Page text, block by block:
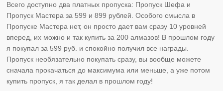
Всего доступно два платных пропуска: Пропуск Шефа и
Пропуск Мастера за 599 и 899 рублей. Особого смысла в
Пропуске Мастера нет, он просто дает вам сразу 10 уровней
вперед, их можно и так купить за 200 алмазов! В прошлом году
я покупал за 599 руб. и спокойно получил все награды.
Пропуск необязательно покупать сразу, вы вообще можете
сначала прокачаться до максимума или меньше, а уже потом
купить пропуск, я так делал в прошлом году!